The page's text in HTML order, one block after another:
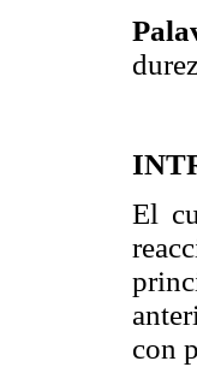
El
con